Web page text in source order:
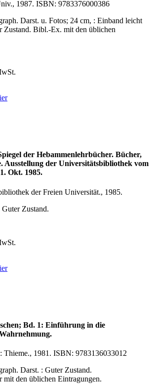
1987. ISBN: 9783376000386
Darst. u. Fotos; 24 cm, : Einband leicht
Zustand. Bibl.-Ex. mit den üblichen
der Hebammenlehrbücher. Bücher,
Ausstellung der Universitätsbibliothek vom
Okt. 1985.
der Freien Universität., 1985.
Zustand.
Bd. 1: Einführung in die
Thieme., 1981. ISBN: 9783136033012
Darst. : Guter Zustand.
mit den üblichen Eintragungen.